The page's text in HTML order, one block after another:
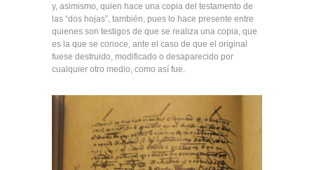
y, asimismo, quien hace una copia del testamento de
las “dos hojas”, también, pues lo hace presente entre
quienes son testigos de que se realiza una copia, que
es la que se conoce, ante el caso de que el original
fuese destruido, modificado o desaparecido por
cualquier otro medio, como así fue.